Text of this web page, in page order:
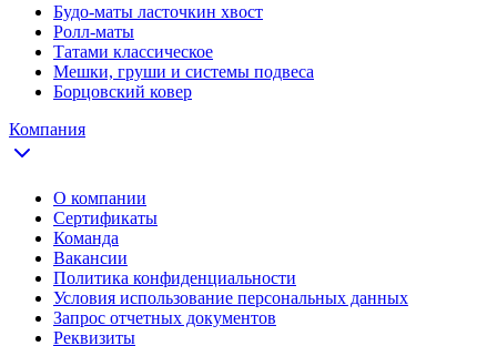
Будо-маты ласточкин хвост
Ролл-маты
Татами классическое
Мешки, груши и системы подвеса
Борцовский ковер
Компания
О компании
Сертификаты
Команда
Вакансии
Политика конфиденциальности
Условия использование персональных данных
Запрос отчетных документов
Реквизиты